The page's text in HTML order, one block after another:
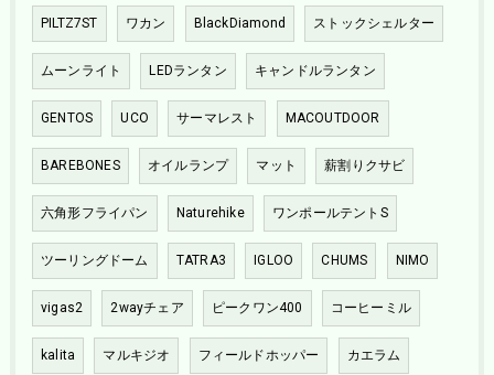
PILTZ7ST ワカン BlackDiamond ストックシェルター
ムーンライト LEDランタン キャンドルランタン
GENTOS UCO サーマレスト MACOUTDOOR
BAREBONES オイルランプ マット 薪割りクサビ
六角形フライパン Naturehike ワンポールテントS
ツーリングドーム TATRA3 IGLOO CHUMS NIMO
vigas2 2wayチェア ピークワン400 コーヒーミル
kalita マルキジオ フィールドホッパー カエラム